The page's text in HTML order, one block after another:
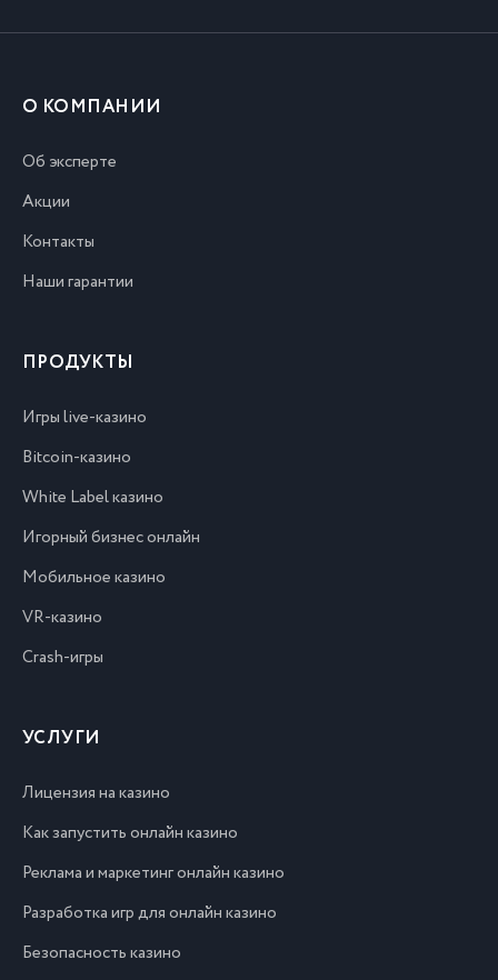
О КОМПАНИИ
Об эксперте
Акции
Контакты
Наши гарантии
ПРОДУКТЫ
Игры live-казино
Bitcoin-казино
White Label казино
Игорный бизнес онлайн
Мобильное казино
VR-казино
Crash-игры
УСЛУГИ
Лицензия на казино
Как запустить онлайн казино
Реклама и маркетинг онлайн казино
Разработка игр для онлайн казино
Безопасность казино